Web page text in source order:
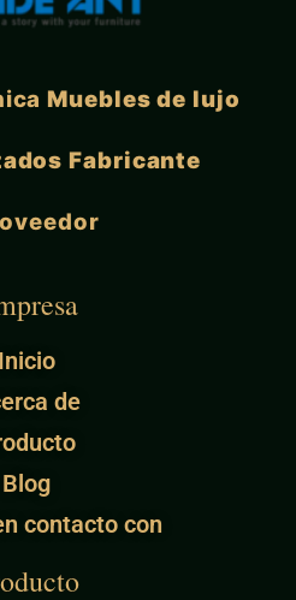
Muebles de lujo
Fabricante
Inicio
de
Blog
contacto con